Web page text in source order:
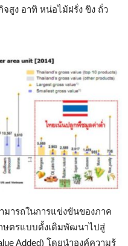
สูง อาทิ หน่อไม้ฝรั่ง ขิง ถั่ว
ารถในการแข่งขันของภาค
กษตรแบบดั้งเดิมพัฒนาไปสู่
Added) โดยนำองค์ความรู้